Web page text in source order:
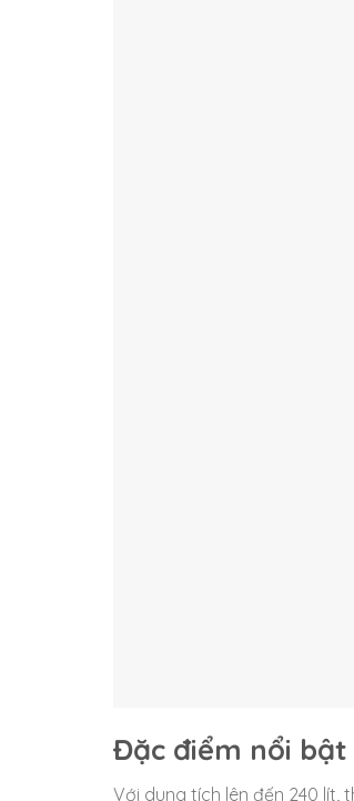
Đặc điểm nổi
Với dung tích lên đến 240 lít,